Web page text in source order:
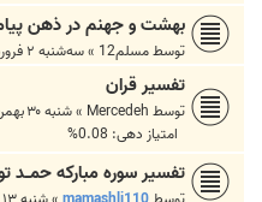
بهشت و جهنم در ذهن
توسطمسلم12 »سه‌شنبه ۲ فروردین ۱۳۹۰, ۱۱:۴۰ ب.ظ
تفسير قران
توسط Mercedeh
»شنبه ۳۰ بهمن ۱۳۸۹, ۳:۲۰ ب.ظ
امتیاز دهی: 0.08%
تفسیر سوره مبارکه